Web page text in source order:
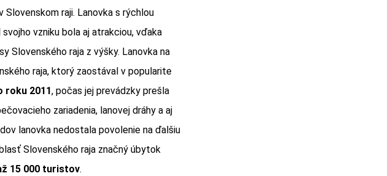
Slovenskom raji. Lanovka s rýchlou
vzniku bola aj atrakciou, vďaka
Slovenského raja z výšky. Lanovka na
raja, ktorý zaostával v popularite
roku 2011, počas jej prevádzky prešla
zariadenia, lanovej dráhy a aj
lanovka nedostala povolenie na ďalšiu
Slovenského raja značný úbytok
15 000 turistov.